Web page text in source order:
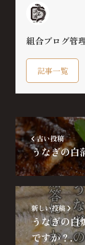
組合ブログ管
記事一覧
古い投稿
うなぎの白
新しい投稿
うなぎの白
ですか？.